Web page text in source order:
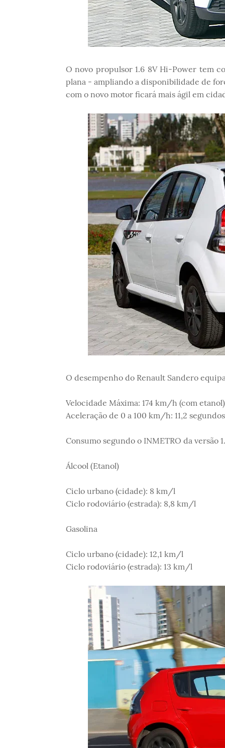
O novo propulsor 1.6 8V Hi-Power tem
plana - ampliando a disponibilidade de
com o novo motor ficará mais ágil em
O desempenho do Renault Sandero
Velocidade Máxima: 174 km/h (com
Aceleração de 0 a 100 km/h: 11,2
Consumo segundo o INMETRO da versão
Álcool (Etanol)
Ciclo urbano (cidade): 8 km/l
Ciclo rodoviário (estrada): 8,8 km/l
Gasolina
Ciclo urbano (cidade): 12,1 km/l
Ciclo rodoviário (estrada): 13 km/l